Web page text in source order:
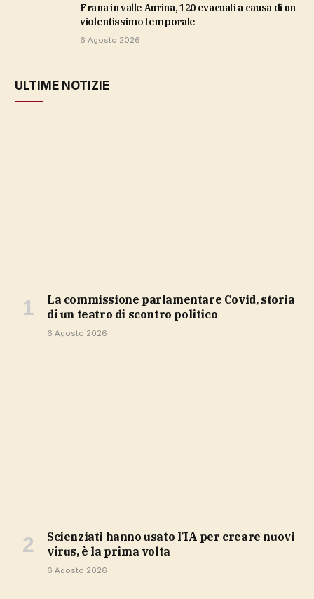
Frana in valle Aurina, 120 evacuati a causa di un
violentissimo temporale
6 Agosto 2026
ULTIME NOTIZIE
La commissione parlamentare Covid, storia
di un teatro di scontro politico
6 Agosto 2026
Scienziati hanno usato l’IA per creare nuovi
virus, è la prima volta
6 Agosto 2026